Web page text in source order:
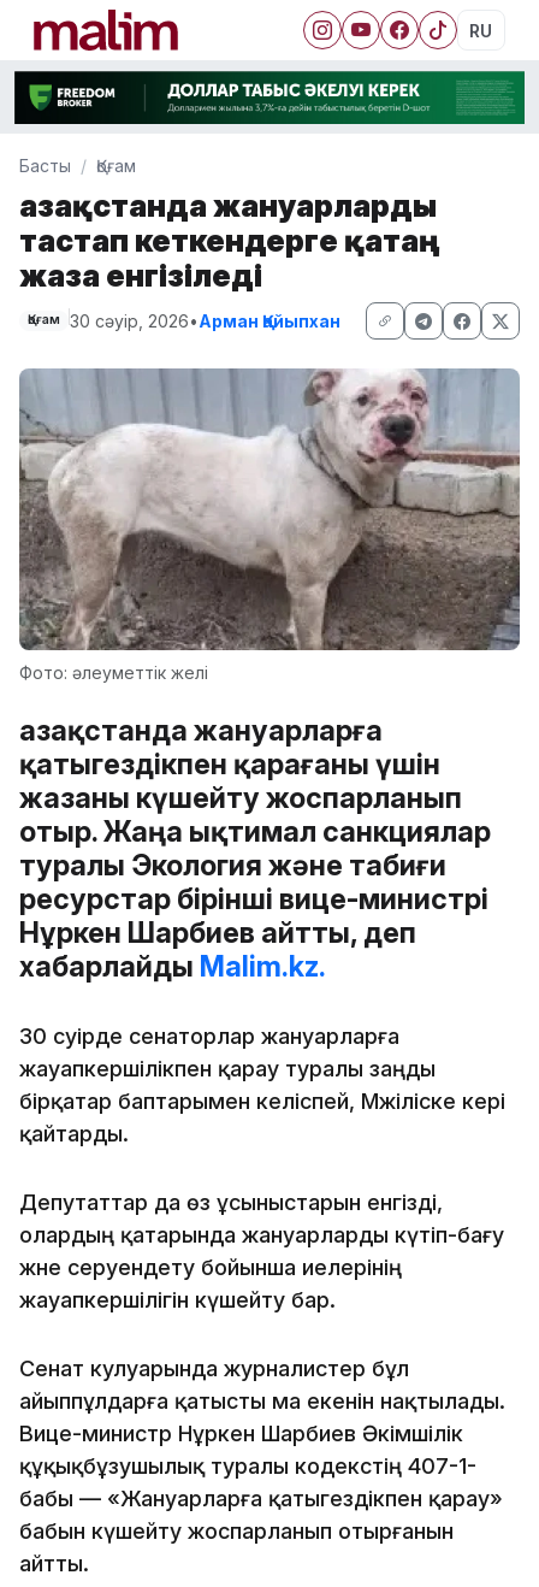
RU
Басты Қоғам
Қазақстанда жануарларды
тастап кеткендерге қатаң
жаза енгізіледі
Қоғам 30 сәуір, 2026•Арман Қайыпхан
Фото: әлеуметтік желі
Қазақстанда жануарларға
қатыгездікпен қарағаны үшін
жазаны күшейту жоспарланып
отыр. Жаңа ықтимал санкциялар
туралы Экология және табиғи
ресурстар бірінші вице-министрі
Нұркен Шарбиев айтты, деп
хабарлайды Malim.kz.
30 сәуірде сенаторлар жануарларға
жауапкершілікпен қарау туралы заңды
бірқатар баптарымен келіспей, Мәжіліске кері
қайтарды.
Депутаттар да өз ұсыныстарын енгізді,
олардың қатарында жануарларды күтіп-бағу
және серуендету бойынша иелерінің
жауапкершілігін күшейту бар.
Сенат кулуарында журналистер бұл
айыппұлдарға қатысты ма екенін нақтылады.
Вице-министр Нұркен Шарбиев Әкімшілік
құқықбұзушылық туралы кодекстің 407-1-
бабы — «Жануарларға қатыгездікпен қарау»
бабын күшейту жоспарланып отырғанын
айтты.